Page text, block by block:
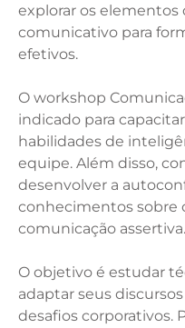
explorar os elementos
comunicativo para
efetivos.
O workshop
indicado para
habilidades de
equipe. Além disso,
desenvolver a
conhecimentos sobre
comunicação assertiva.
O objetivo é estudar
adaptar seus
desafios corporativos.